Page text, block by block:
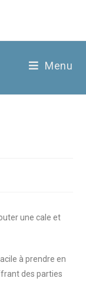
Menu
une cale et
à prendre en
des parties